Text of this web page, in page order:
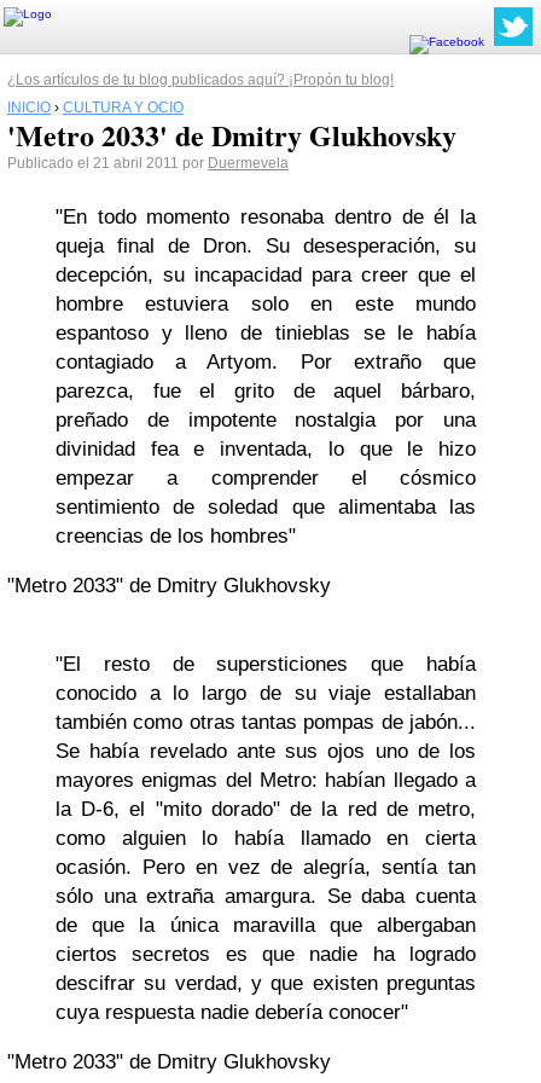
¿Los artículos de tu blog publicados aquí? ¡Propón tu blog!
INICIO › CULTURA Y OCIO
'Metro 2033' de Dmitry Glukhovsky
Publicado el 21 abril 2011 por Duermevela
"En todo momento resonaba dentro de él la
queja final de Dron. Su desesperación, su
decepción, su incapacidad para creer que el
hombre estuviera solo en este mundo
espantoso y lleno de tinieblas se le había
contagiado a Artyom. Por extraño que
parezca, fue el grito de aquel bárbaro,
preñado de impotente nostalgia por una
divinidad fea e inventada, lo que le hizo
empezar a comprender el cósmico
sentimiento de soledad que alimentaba las
creencias de los hombres"
"Metro 2033" de Dmitry Glukhovsky
"El resto de supersticiones que había
conocido a lo largo de su viaje estallaban
también como otras tantas pompas de jabón...
Se había revelado ante sus ojos uno de los
mayores enigmas del Metro: habían llegado a
la D-6, el "mito dorado" de la red de metro,
como alguien lo había llamado en cierta
ocasión. Pero en vez de alegría, sentía tan
sólo una extraña amargura. Se daba cuenta
de que la única maravilla que albergaban
ciertos secretos es que nadie ha logrado
descifrar su verdad, y que existen preguntas
cuya respuesta nadie debería conocer"
"Metro 2033" de Dmitry Glukhovsky